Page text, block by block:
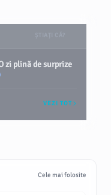
zi plină de surprize
VEZI TOT
Cele mai folosite